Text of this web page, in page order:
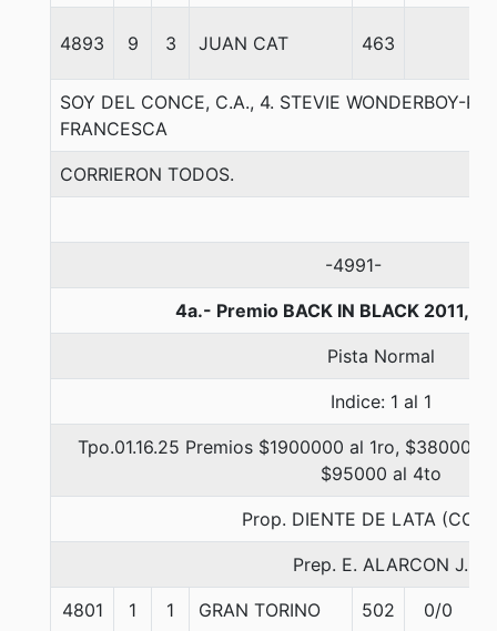
4893 9 3 JUAN CAT 463
SOY DEL CONCE, C.A., 4. STEVIE WONDERBOY-
FRANCESCA
CORRIERON TODOS.
-4991-
4a.- Premio BACK IN BLACK 2011,
Pista Normal
Indice: 1 al 1
Tpo.01.16.25 Premios $1900000 al 1ro, $380000
$95000 al 4to
Prop. DIENTE DE LATA
Prep. E. ALARCON J.
4801 1 1 GRAN TORINO 502 0/0